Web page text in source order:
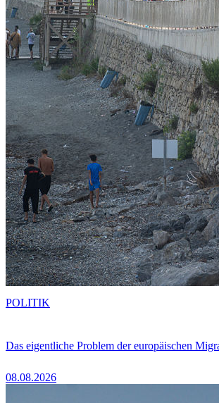
Das eigentliche Problem der europäischen
08.08.2026
POLITIK